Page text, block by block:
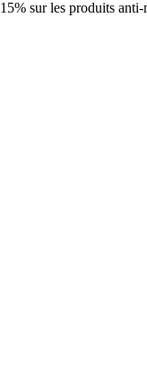
15% sur les produits